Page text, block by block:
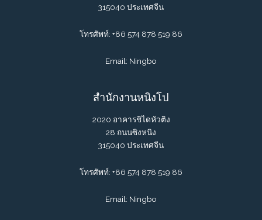
315040 ประเทศจีน
โทรศัพท์: +86 574 878 519 86
Email: Ningbo
สำนักงานหนิงโป
2020 อาคารชิไดหัวติง
28 ถนนซิงหนิง
315040 ประเทศจีน
โทรศัพท์: +86 574 878 519 86
Email: Ningbo